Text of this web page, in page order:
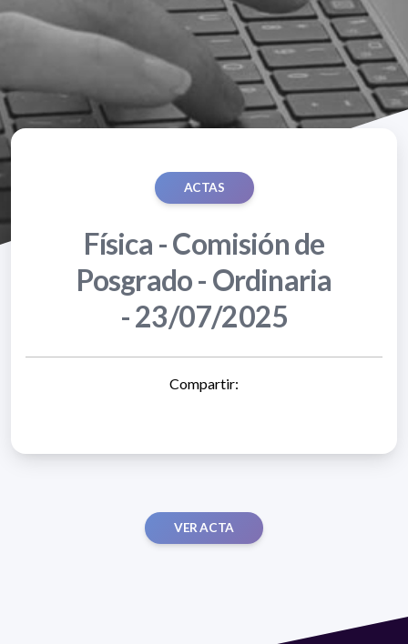
ACTAS
Física - Comisión de
Posgrado - Ordinaria
- 23/07/2025
Compartir:
VER ACTA